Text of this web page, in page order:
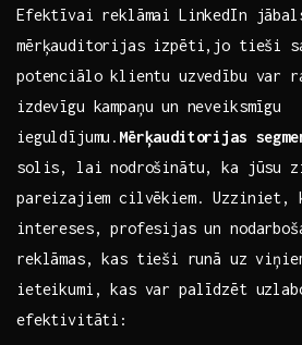
Efektīvai reklāmai LinkedIn
mērķauditorijas izpēti,jo tieši
potenciālo ‌klientu uzvedību var
izdevīgu kampaņu⁤ un neveiksmīgu
ieguldījumu. Mērķauditorijas
‍solis,‍ lai nodrošinātu, ka ‌jūsu
pareizajiem cilvēkiem. Uzziniet,
intereses, profesijas​ un
reklāmas, kas tieši ⁣runā uz
ieteikumi,‌ kas var palīdzēt
efektivitāti: